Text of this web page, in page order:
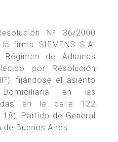
Nº 36/2000
firma SIEMENS S.A.
de Aduanas
por Resolución
fijándose el asiento
en las
en la calle 122
18), Partido de General
de Buenos Aires.